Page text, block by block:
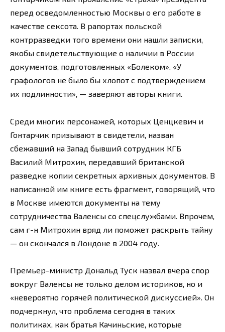
перед осведомленностью Москвы о его работе в
качестве сексота. В рапортах польской
контрразведки того времени они нашли записки,
якобы свидетельствующие о наличии в России
документов, подготовленных «Болеком». «У
графологов не было бы хлопот с подтверждением
их подлинности», — заверяют авторы книги.
Среди многих персонажей, которых Ценцкевич и
Гонтарчик призывают в свидетели, назван
сбежавший на Запад бывший сотрудник КГБ
Василий Митрохин, передавший британской
разведке копии секретных архивных документов. В
написанной им книге есть фрагмент, говорящий, что
в Москве имеются документы на тему
сотрудничества Валенсы со спецслужбами. Впрочем,
сам г-н Митрохин вряд ли поможет раскрыть тайну
— он скончался в Лондоне в 2004 году.
Премьер-министр Дональд Туск назвал вчера спор
вокруг Валенсы не только делом историков, но и
«невероятно горячей политической дискуссией». Он
подчеркнул, что проблема сегодня в таких
политиках, как братья Качиньские, которые